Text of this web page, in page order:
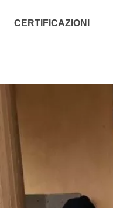
CERTIFICAZIONI